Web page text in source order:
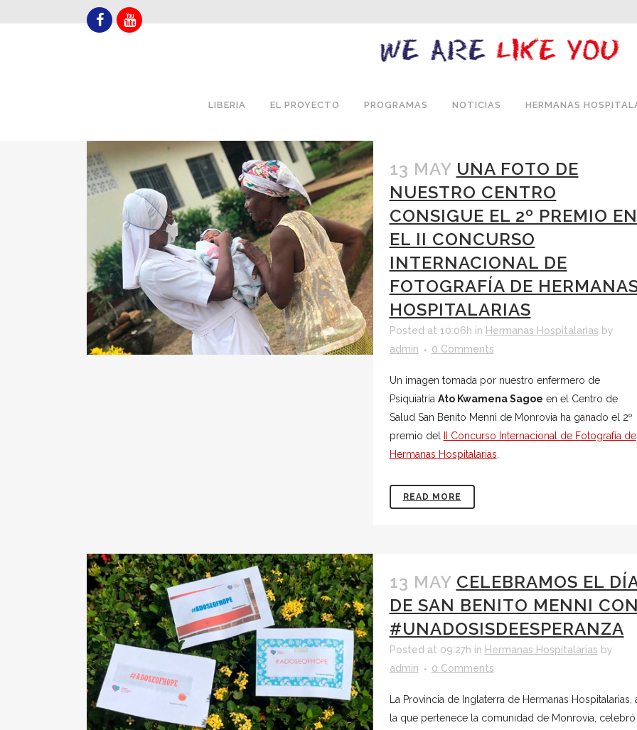
LIBERIA EL PROYECTO PROGRAMAS NOTICIAS HERMANAS
13 MAY UNA FOTO DE
NUESTRO CENTRO
CONSIGUE EL 2º PREMIO EN
EL II CONCURSO
INTERNACIONAL DE
FOTOGRAFÍA DE
HOSPITALARIAS
Posted at 10:06h in Hermanas Hospitalarias by
admin
0 Comments
Un imagen tomada por nuestro enfermero de
Psiquiatría Ato Kwamena Sagoe en el Centro de
Salud San Benito Menni de Monrovia ha ganado el 2º
premio del
II Concurso Internacional de Fotografía de
Hermanas Hospitalarias
READ MORE
13 MAY CELEBRAMOS EL
DE SAN BENITO MENNI
#UNADOSISDEESPERANZA
Posted at 09:27h in Hermanas Hospitalarias by
admin
0 Comments
La Provincia de Inglaterra de Hermanas Hospitalarias,
la que pertenece la comunidad de Monrovia, celebró